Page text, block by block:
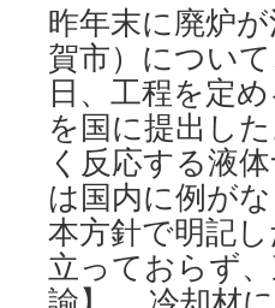
昨年末に廃炉
賀市）につい
日、工程を定
を国に提出し
く反応する液
は国内に例が
本方針で明記
立っておらず